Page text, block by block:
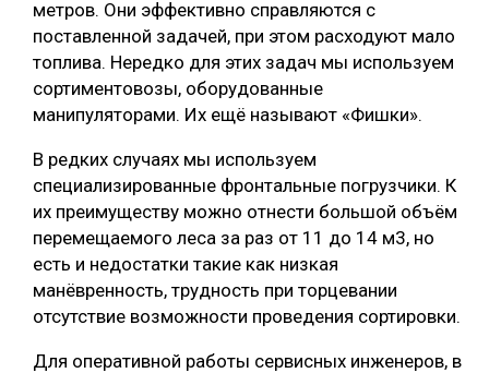
метров. Они эффективно справляются с
поставленной задачей, при этом расходуют мало
топлива. Нередко для этих задач мы используем
сортиментовозы, оборудованные
манипуляторами. Их ещё называют «Фишки».
В редких случаях мы используем
специализированные фронтальные погрузчики. К
их преимуществу можно отнести большой объём
перемещаемого леса за раз от 11 до 14 м3, но
есть и недостатки такие как низкая
манёвренность, трудность при торцевании
отсутствие возможности проведения сортировки.
Для оперативной работы сервисных инженеров, в